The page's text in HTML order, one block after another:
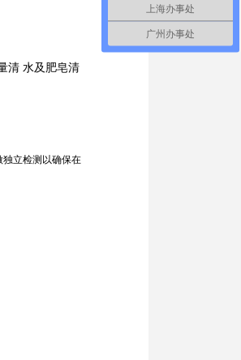
清 水及肥皂清
立检测以确保在
上海办事处
广州办事处